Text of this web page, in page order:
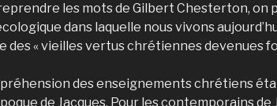
les mots de Gilbert Chesterton, on
dans laquelle nous vivons
des « vieilles vertus chrétiennes devenues
des enseignements chrétiens
de Jacques. Pour les contemporains de